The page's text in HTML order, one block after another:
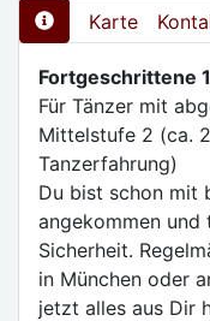
Karte
Fortgeschrittene 1
Für Tänzer mit
Mittelstufe 2 (ca.
Tanzerfahrung)
Du bist schon mit
angekommen
Sicherheit.
in München oder
jetzt alles aus Dir